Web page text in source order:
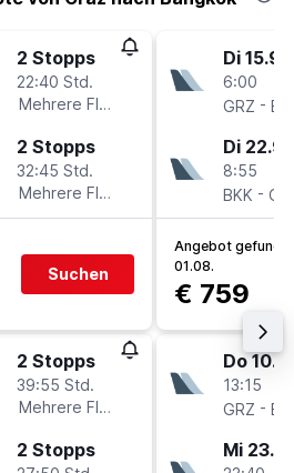
2 Stopps
22:40 Std.
Mehrere Fluglinien
2 Stopps
32:45 Std.
Mehrere Fluglinien
Suchen
2 Stopps
39:55 Std.
Mehrere Fluglinien
2 Stopps
Di 15.9.
6:00
GRZ -
Di 22.9.
8:55
BKK -
Angebot
01.08.
€ 759
Do 10.9.
13:15
GRZ -
Mi 23.9.